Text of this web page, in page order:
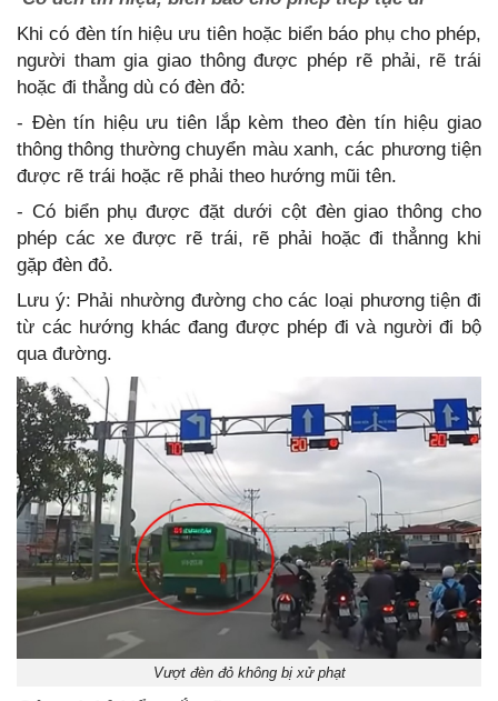
Khi có đèn tín hiệu ưu tiên hoặc biển báo phụ cho phép,
người tham gia giao thông được phép rẽ phải, rẽ trái
hoặc đi thẳng dù có đèn đỏ:
- Đèn tín hiệu ưu tiên lắp kèm theo đèn tín hiệu giao
thông thông thường chuyển màu xanh, các phương tiện
được rẽ trái hoặc rẽ phải theo hướng mũi tên.
- Có biển phụ được đặt dưới cột đèn giao thông cho
phép các xe được rẽ trái, rẽ phải hoặc đi thẳnng khi
gặp đèn đỏ.
Lưu ý: Phải nhường đường cho các loại phương tiện đi
từ các hướng khác đang được phép đi và người đi bộ
qua đường.
Vượt đèn đỏ không bị xử phạt